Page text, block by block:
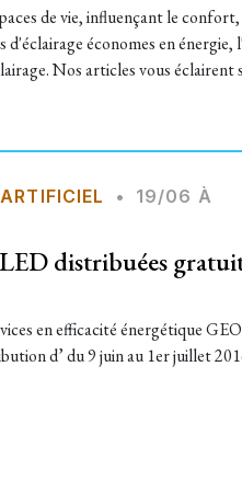
de vie, influençant le
économes en
Nos articles vous
•
19/06 À
distribuées
en efficacité énergétique
d’ du 9 juin au 1er juillet